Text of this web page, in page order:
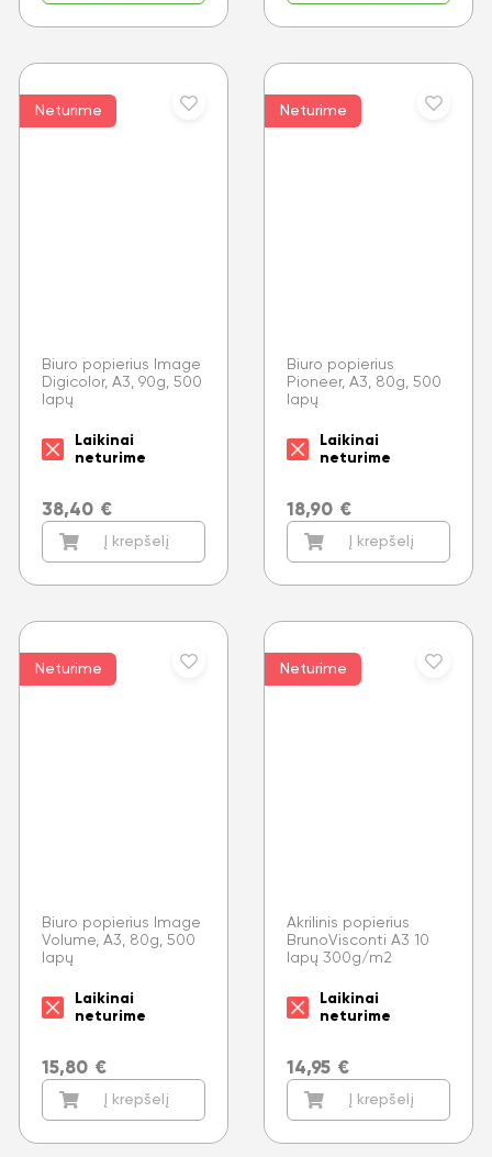
Neturime
Biuro popierius Image
Digicolor, A3, 90g, 500
lapų
Laikinai
neturime
38,40 €
Į krepšelį
Neturime
Biuro popierius
Pioneer, A3, 80g, 500
lapų
Laikinai
neturime
18,90 €
Į krepšelį
Neturime
Biuro popierius Image
Volume, A3, 80g, 500
lapų
Laikinai
neturime
15,80 €
Į krepšelį
Neturime
Akrilinis popierius
BrunoVisconti A3 10
lapų 300g/m2
Laikinai
neturime
14,95 €
Į krepšelį